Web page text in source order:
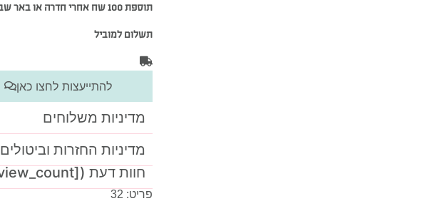
תוספת 100 שח אחרי חדרה או באר שבע.
תשלום למוביל
להתייעצות לחצו כאן
מדיניות משלוחים
מדיניות החזרות וביטולים
חוות דעת ([product_review_count])
פריט: 32